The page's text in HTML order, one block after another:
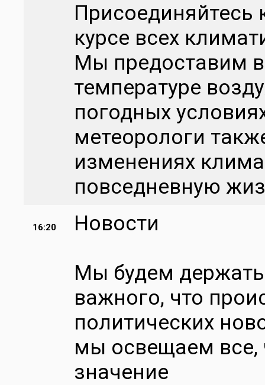
Присоединяйтесь
курсе всех
Мы предоставим
температуре
погодных
метеорологи
изменениях
повседневную
16:20
Новости
Мы будем держать
важного, что
политических
мы освещаем все,
значение